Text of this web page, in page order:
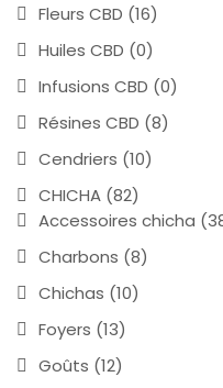
Fleurs CBD (16)
Huiles CBD (0)
Infusions CBD (0)
Résines CBD (8)
Cendriers (10)
CHICHA (82)
Accessoires chicha
Charbons (8)
Chichas (10)
Foyers (13)
Goûts (12)